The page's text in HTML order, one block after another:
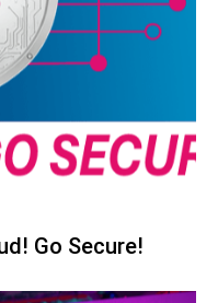
Go Secure!